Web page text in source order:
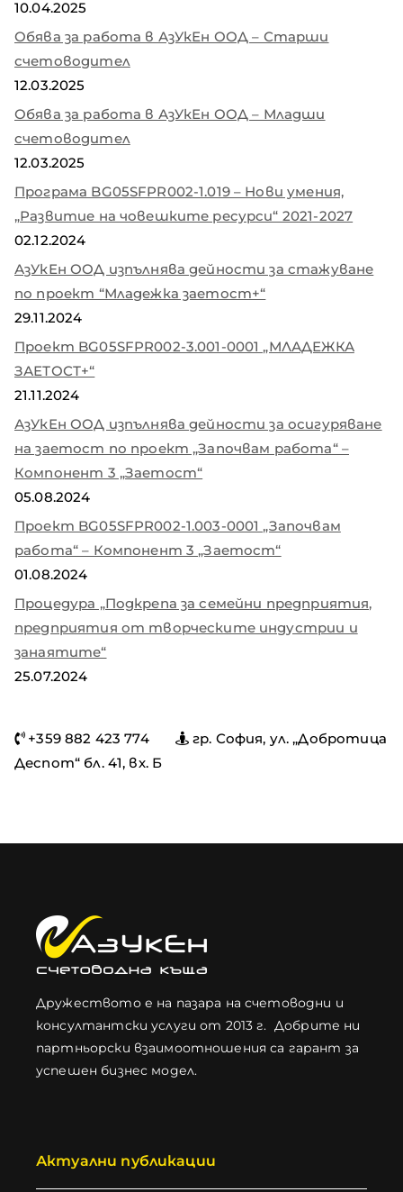
10.04.2025
Обява за работа в АзУкЕн ООД – Старши
счетоводител
12.03.2025
Обява за работа в АзУкЕн ООД – Младши
счетоводител
12.03.2025
Програма BG05SFPR002-1.019 – Нови умения,
„Развитие на човешките ресурси“ 2021-2027
02.12.2024
АзУкЕн ООД изпълнява дейности за стажуване
по проект “Младежка заетост+“
29.11.2024
Проект BG05SFPR002-3.001-0001 „МЛАДЕЖКА
ЗАЕТОСТ+“
21.11.2024
АзУкЕн ООД изпълнява дейности за осигуряване
на заетост по проект „Започвам работа“ –
Компонент 3 „Заетост“
05.08.2024
Проект BG05SFPR002-1.003-0001 „Започвам
работа“ – Компонент 3 „Заетост“
01.08.2024
Процедура „Подкрепа за семейни предприятия,
предприятия от творческите индустрии и
занаятите“
25.07.2024
+359 882 423 774
гр. София, ул. „Добротица
Деспот“ бл. 41, вх. Б
Дружеството е на пазара на счетоводни и
консултантски услуги от 2013 г. Добрите ни
партньорски взаимоотношения са гарант за
успешен бизнес модел.
Актуални публикации